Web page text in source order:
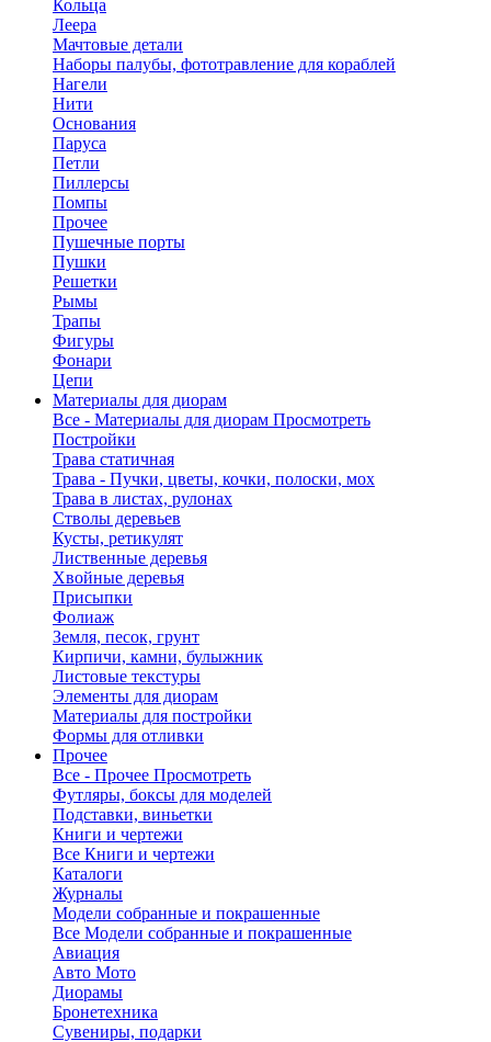
Кольца
Леера
Мачтовые детали
Наборы палубы, фототравление для кораблей
Нагели
Нити
Основания
Паруса
Петли
Пиллерсы
Помпы
Прочее
Пушечные порты
Пушки
Решетки
Рымы
Трапы
Фигуры
Фонари
Цепи
Материалы для диорам
Все - Материалы для диорам Просмотреть
Постройки
Трава статичная
Трава - Пучки, цветы, кочки, полоски, мох
Трава в листах, рулонах
Стволы деревьев
Кусты, ретикулят
Лиственные деревья
Хвойные деревья
Присыпки
Фолиаж
Земля, песок, грунт
Кирпичи, камни, булыжник
Листовые текстуры
Элементы для диорам
Материалы для постройки
Формы для отливки
Прочее
Все - Прочее Просмотреть
Футляры, боксы для моделей
Подставки, виньетки
Книги и чертежи
Все Книги и чертежи
Каталоги
Журналы
Модели собранные и покрашенные
Все Модели собранные и покрашенные
Авиация
Авто Мото
Диорамы
Бронетехника
Сувениры, подарки